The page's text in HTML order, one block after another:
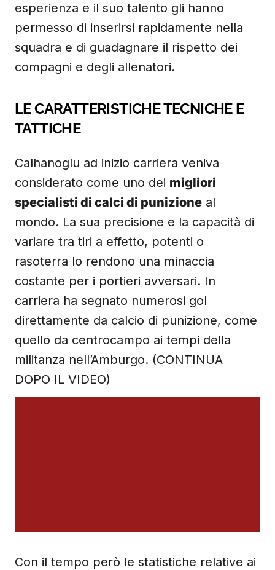
esperienza e il suo talento gli hanno
permesso di inserirsi rapidamente nella
squadra e di guadagnare il rispetto dei
compagni e degli allenatori.
LE CARATTERISTICHE TECNICHE E
TATTICHE
Calhanoglu ad inizio carriera veniva
considerato come uno dei migliori
specialisti di calci di punizione al
mondo. La sua precisione e la capacità di
variare tra tiri a effetto, potenti o
rasoterra lo rendono una minaccia
costante per i portieri avversari. In
carriera ha segnato numerosi gol
direttamente da calcio di punizione, come
quello da centrocampo ai tempi della
militanza nell’Amburgo. (CONTINUA
DOPO IL VIDEO)
Con il tempo però le statistiche relative ai